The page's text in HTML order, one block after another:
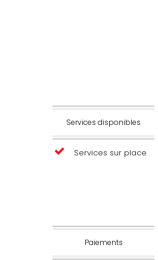
Services disponibles
Services sur place
Paiements